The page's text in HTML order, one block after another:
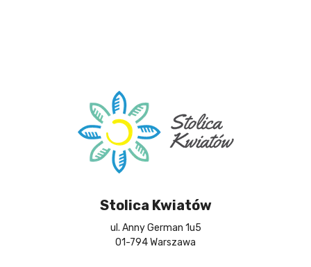
Stolica Kwiatów
ul. Anny German 1u5
01-794 Warszawa